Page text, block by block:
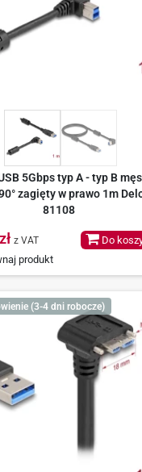
5Gbps typ A - typ B
zagięty w prawo 1m
81108
z VAT
produkt
Do
(3-4 dni robocze)